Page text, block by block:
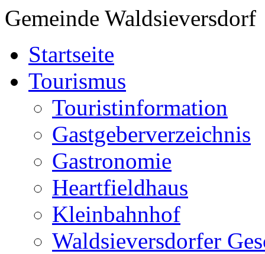
Gemeinde Waldsieversdorf
Startseite
Tourismus
Touristinformation
Gastgeberverzeichnis
Gastronomie
Heartfieldhaus
Kleinbahnhof
Waldsieversdorfer